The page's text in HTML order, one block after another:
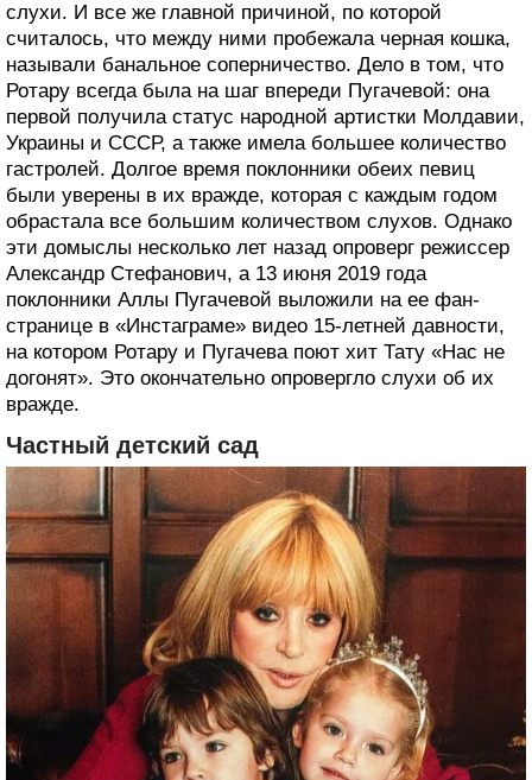
слухи. И все же главной причиной, по которой
считалось, что между ними пробежала черная кошка,
называли банальное соперничество. Дело в том, что
Ротару всегда была на шаг впереди Пугачевой: она
первой получила статус народной артистки Молдавии,
Украины и СССР, а также имела большее количество
гастролей. Долгое время поклонники обеих певиц
были уверены в их вражде, которая с каждым годом
обрастала все большим количеством слухов. Однако
эти домыслы несколько лет назад опроверг режиссер
Александр Стефанович, а 13 июня 2019 года
поклонники Аллы Пугачевой выложили на ее фан-
странице в «Инстаграме» видео 15-летней давности,
на котором Ротару и Пугачева поют хит Тату «Нас не
догонят». Это окончательно опровергло слухи об их
вражде.
Частный детский сад